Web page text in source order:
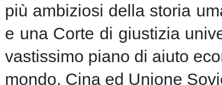
più ambiziosi della storia
e una Corte di giustizia
vastissimo piano di aiuto
mondo, Cina ed Unione